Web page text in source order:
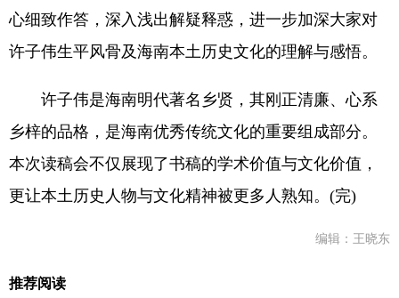
心细致作答，深入浅出解疑释惑，进一步加深大家对
许子伟生平风骨及海南本土历史文化的理解与感悟。
许子伟是海南明代著名乡贤，其刚正清廉、心系
乡梓的品格，是海南优秀传统文化的重要组成部分。
本次读稿会不仅展现了书稿的学术价值与文化价值，
更让本土历史人物与文化精神被更多人熟知。(完)
编辑：王晓东
推荐阅读